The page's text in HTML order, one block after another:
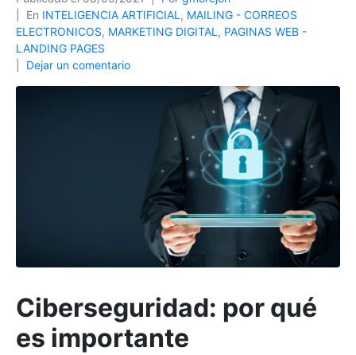
En INTELIGENCIA ARTIFICIAL, MAILING - CORREOS
ELECTRONICOS, MARKETING DIGITAL, PAGINAS WEB -
LANDING PAGES
Dejar un comentario
Ciberseguridad: por qué
es importante